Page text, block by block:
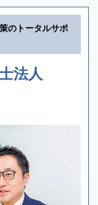
のトータルサポ
法人